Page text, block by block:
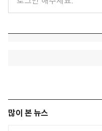
많이 본 뉴스